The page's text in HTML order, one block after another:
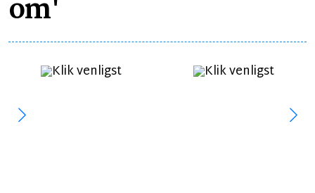
om'